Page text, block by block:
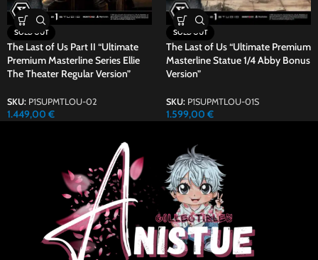
SOLD OUT
The Last of Us Part II “Ultimate
Premium Masterline Series Ellie
The Theater Regular Version”
SKU: P1SUPMTLOU-02
1.449,00 €
SOLD OUT
The Last of Us “Ultimate Premium
Masterline Statue 1/4 Abby Bonus
Version”
SKU: P1SUPMTLOU-01S
1.599,00 €